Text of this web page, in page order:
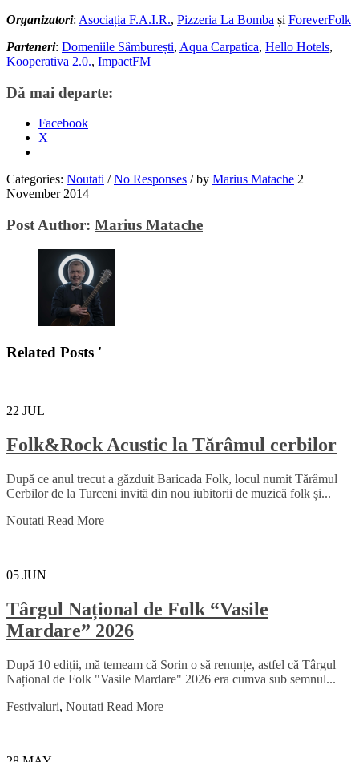
Organizatori: Asociația F.A.I.R., Pizzeria La Bomba și ForeverFolk
Parteneri: Domeniile Sâmburești, Aqua Carpatica, Hello Hotels,
Kooperativa 2.0., ImpactFM
Dă mai departe:
Facebook
X
Categories: Noutati / No Responses /by Marius Matache 2
November 2014
Post Author: Marius Matache
Related Posts '
22 JUL
Folk&Rock Acustic la Tărâmul cerbilor
După ce anul trecut a găzduit Baricada Folk, locul numit Tărâmul
Cerbilor de la Turceni invită din nou iubitorii de muzică folk și...
Noutati Read More
05 JUN
Târgul Național de Folk “Vasile
Mardare” 2026
După 10 ediții, mă temeam că Sorin o să renunțe, astfel că Târgul
Național de Folk "Vasile Mardare" 2026 era cumva sub semnul...
Festivaluri, Noutati Read More